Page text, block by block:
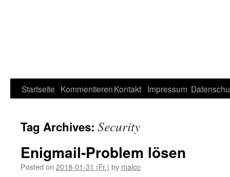
Startseite KommentierenKontakt Impressum
Tag Archives: Security
Enigmail-Problem lösen
Posted on 2018-01-31 (Fr.) by maico